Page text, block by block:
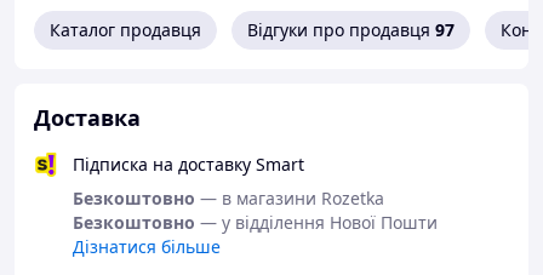
Максимальний захист від зношування
Зниження шуму та вібрацій
трансмісії
Стійкість до перегріву
навантажень
Каталог продавця Відгуки про продавця 97
Доставка
Підписка на доставку Smart
Безкоштовно — в магазини Rozetka
Безкоштовно — у відділення Нової Пошти
Дізнатися більше